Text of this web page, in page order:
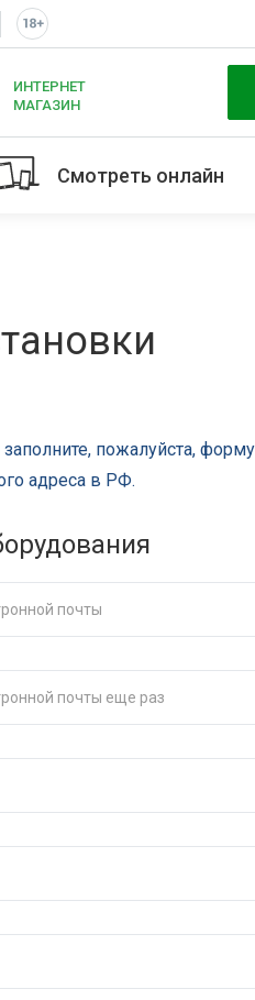
ИНТЕРНЕТ
МАГАЗИН
Смотреть онлайн
пожалуйста,
адреса в РФ.